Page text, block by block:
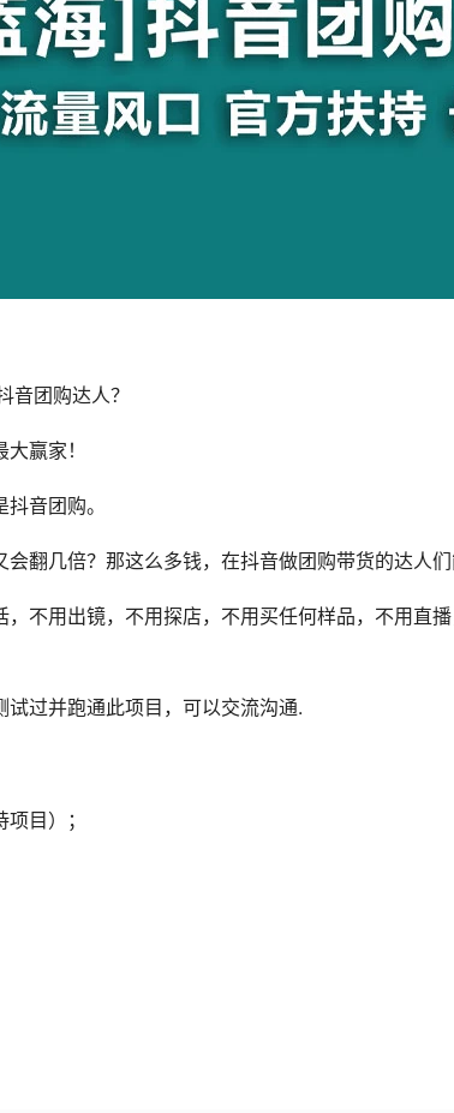
音团购达人？
赢家！
音团购。
翻几倍？那这么多钱，在抖音做团购带货的达人们
不用出镜，不用探店，不用买任何样品，不用直
过并跑通此项目，可以交流沟通.
目）；